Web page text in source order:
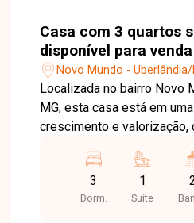
Casa com 3 quartos
disponível para
Mundo em
Novo Mundo - Uberlândia/
Localizada no bairro Novo
MG, esta casa está em
crescimento e
supermercados, escolas,
comércios e serviços,
praticidade e qualidade de
3
Dorm.
1
Suite